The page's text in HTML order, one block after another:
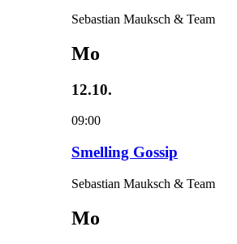
Sebastian Mauksch & Team
Mo
12.10.
09:00
Smelling Gossip
Sebastian Mauksch & Team
Mo